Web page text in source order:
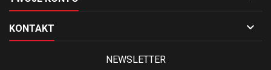
KONTAKT 
NEWSLETTER